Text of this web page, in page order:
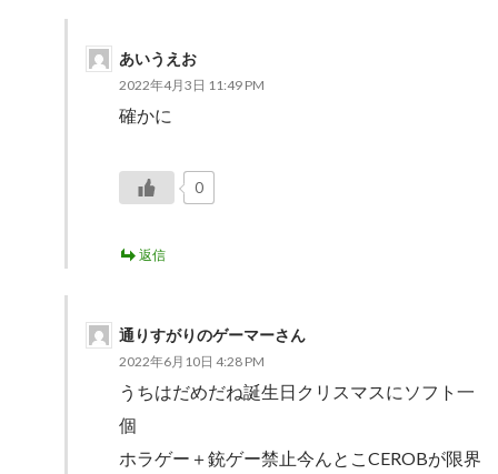
あいうえお
2022年4月3日 11:49 PM
確かに
0
返信
通りすがりのゲーマーさん
2022年6月10日 4:28 PM
うちはだめだね誕生日クリスマスにソフト一
個
ホラゲー＋銃ゲー禁止今んとこCEROBが限界